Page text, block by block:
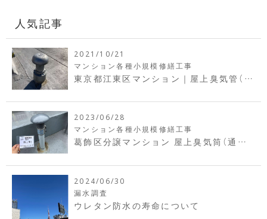
人気記事
2021/10/21
マンション各種小規模修繕工事
東京都江東区マンション｜屋上臭気管（臭
2023/06/28
マンション各種小規模修繕工事
葛飾区分譲マンション 屋上臭気筒（通気
2024/06/30
漏水調査
ウレタン防水の寿命について